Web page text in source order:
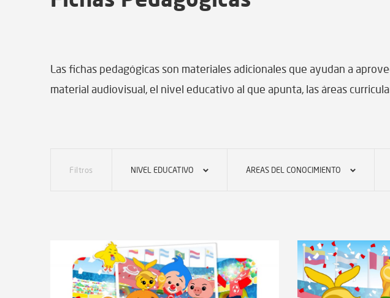
Las fichas pedagógicas son materiales adicionales que ayudan a
material audiovisual, el nivel educativo al que apunta, las áreas
Filtros NIVEL EDUCATIVO ÁREAS DEL CONOCIMIENTO